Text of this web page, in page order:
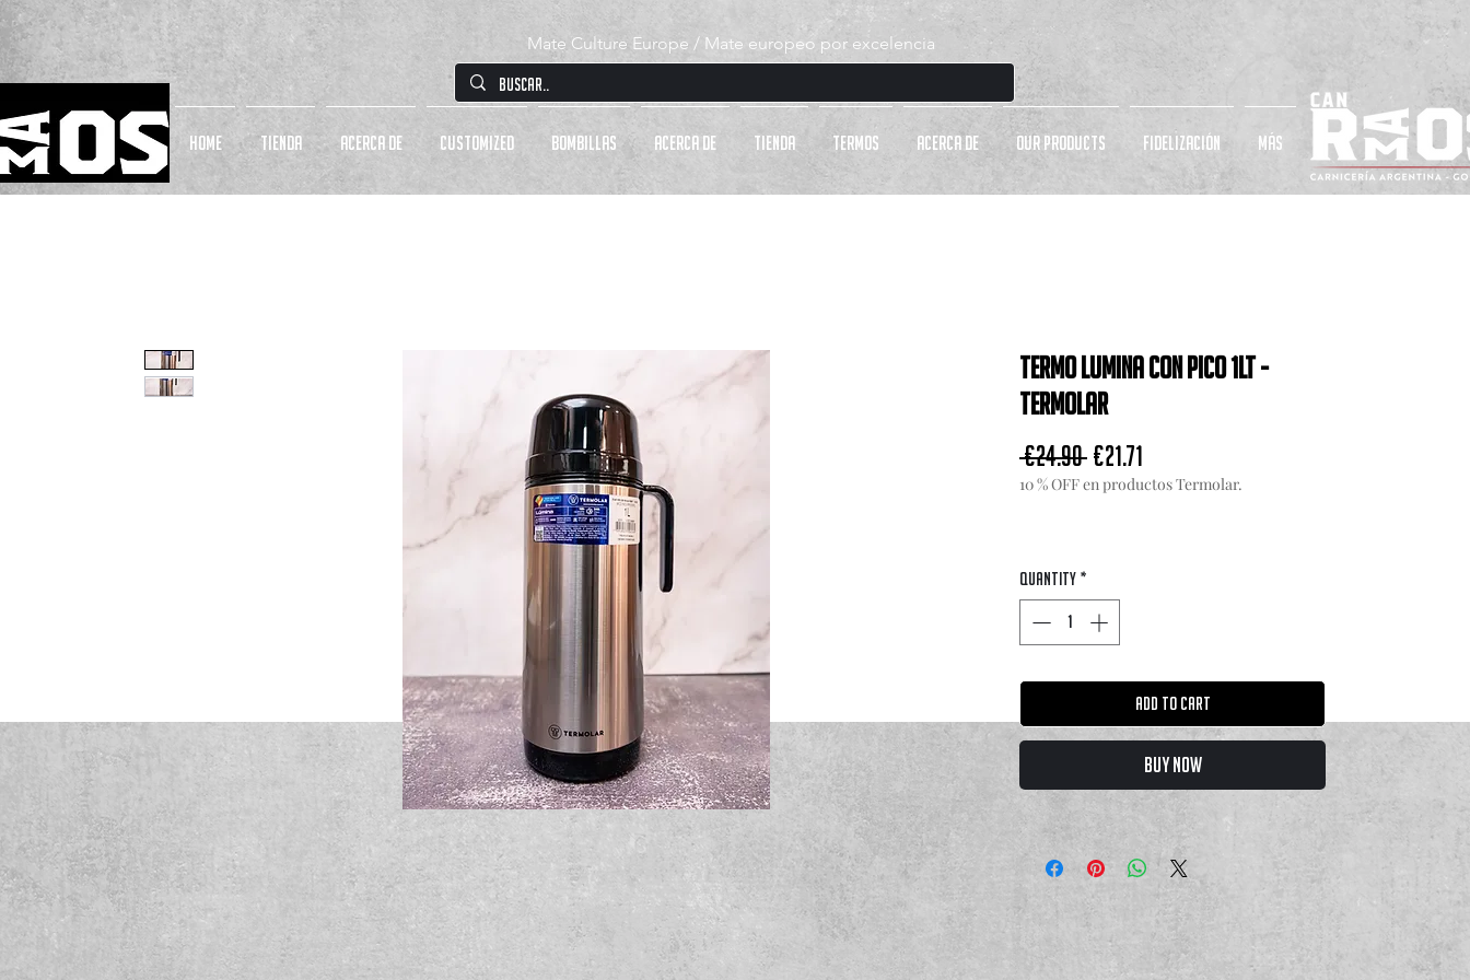
Mate Culture Europe / Mate europeo por excelencia
HOME Tienda Acerca de CUSTOMIZED BOMBILLAS Acerca de Tienda TERMOS Acerca de OUR PRODUCTS Fidelización más
Termo Lumina con pico 1lt -
Termolar
€24.90 Regular Price
€21.71
10 % OFF en productos Termolar.
Quantity *
Add to Cart
Buy Now